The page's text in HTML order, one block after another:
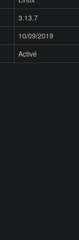
3.13.7
10/09/2019
Activé